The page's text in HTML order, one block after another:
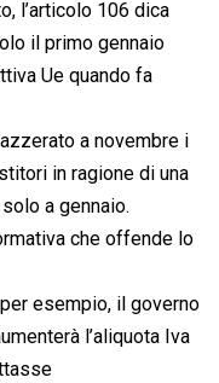
l’articolo 106 dica
il primo gennaio
Ue quando fa
a novembre i
in ragione di una
a gennaio.
che offende lo
esempio, il governo
l’aliquota Iva